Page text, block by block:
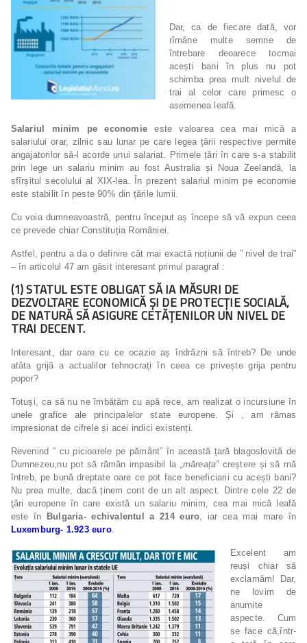
Dar, ca de fiecare dată, vor
rîmâne multe semne de
întrebare deoarece tocmai
acești bani în plus nu pot
schimba prea mult nivelul de
trai al celor care primesc o
asemenea leafă.
Salariul minim pe economie este valoarea cea mai mică a
salariului orar, zilnic sau lunar pe care legea țării respective permite
angajatorilor să-l acorde unui salariat. Primele țări în care s-a stabilit
prin lege un salariu minim au fost Australia și Noua Zeelandă, la
sfîrșitul secolului al XIX-lea. În prezent salariul minim pe economie
este stabilit în peste 90% din țările lumii.
Cu voia dumneavoastră, pentru început aș începe să vă expun ceea
ce prevede chiar Constituția României.
Astfel, pentru a da o definire cât mai exactă noțiunii de ” nivel de trai”
– în articolul 47 am găsit interesant primul paragraf :
(1) STATUL ESTE OBLIGAT SĂ IA MĂSURI DE
DEZVOLTARE ECONOMICĂ ŞI DE PROTECŢIE SOCIALĂ,
DE NATURĂ SĂ ASIGURE CETĂŢENILOR UN NIVEL DE
TRAI DECENT.
Interesant, dar oare cu ce ocazie aș îndrăzni să întreb? De unde
atâta grijă a actualilor tehnocrați în ceea ce privește grija pentru
popor?
Totuși, ca să nu ne îmbătăm cu apă rece, am realizat o incursiune în
unele grafice ale principalelor state europene. Și , am rămas
impresionat de cifrele și acei indici existenți.
Revenind ” cu picioarele pe pământ” în această țară blagoslovită de
Dumnezeu,nu pot să rămân impasibil la„măreața”creștere și să mă
întreb, pe bună dreptate oare ce pot face beneficiarii cu acești bani?
Nu prea multe, dacă ținem cont de un alt aspect. Dintre cele 22 de
ţări europene în care există un salariu minim, cea mai mică leafă
este în
Bulgaria- echivalentul a 214 euro, iar cea mai mare în
Luxemburg- 1.923 euro.
Excelent am
reuși chiar să
exclamăm! Dar,
ne lovim de
anumite
aspecte. Cum
se face că,într-